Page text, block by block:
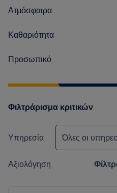
Ατμόσφαιρα
Καθαριότητα
Προσωπικό
Φιλτράρισμα κριτικών
Υπηρεσία Όλες οι
Αξιολόγηση